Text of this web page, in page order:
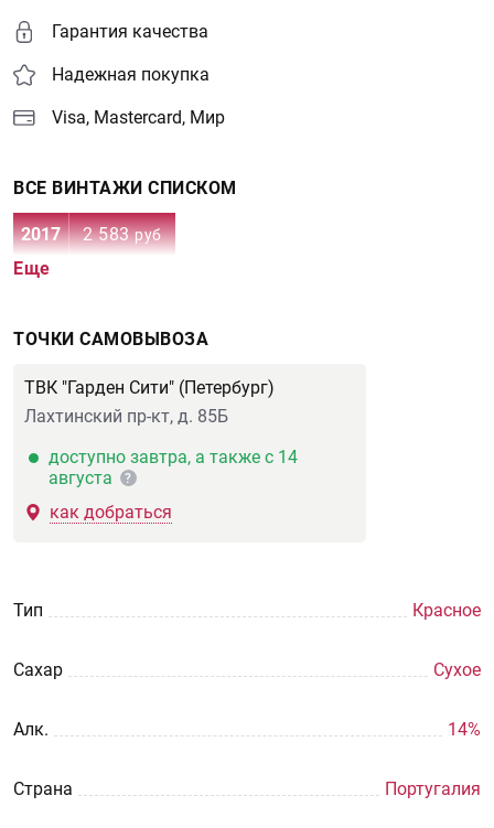
Гарантия качества
Надежная покупка
Visa, Mastercard, Мир
ВСЕ ВИНТАЖИ СПИСКОМ
2017 2 583руб
Еще
ТОЧКИ САМОВЫВОЗА
ТВК "Гарден Сити" (Петербург)
Лахтинский пр-кт, д. 85Б
доступно завтра, а также с 14
августа
?
как добраться
Тип Красное
Сахар Сухое
Aлк. 14%
Страна Португалия